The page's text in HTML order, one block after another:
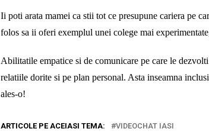
Ii poti arata mamei ca stii tot ce presupune cariera pe
folos sa ii oferi exemplul unei colege mai
Abilitatile empatice si de comunicare pe care le
relatiile dorite si pe plan personal. Asta inseamna
ales-o!
ARTICOLE PE ACEIASI TEMA: VIDEOCHAT IASI